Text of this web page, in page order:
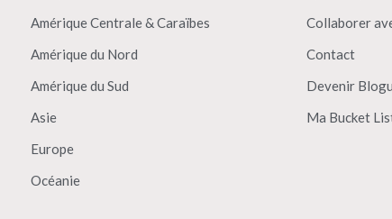
Amérique Centrale & Caraïbes
Amérique du Nord
Amérique du Sud
Asie
Europe
Océanie
Collaborer
Contact
Devenir
Ma Bucket